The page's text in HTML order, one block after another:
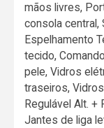
mãos livres,
consola central,
Espelhamento
tecido,
pele, Vidros
traseiros,
Regulável Alt.
Jantes de liga